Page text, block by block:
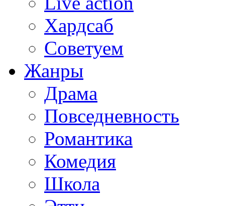
Хардсаб
Советуем
Жанры
Драма
Повседневность
Романтика
Комедия
Школа